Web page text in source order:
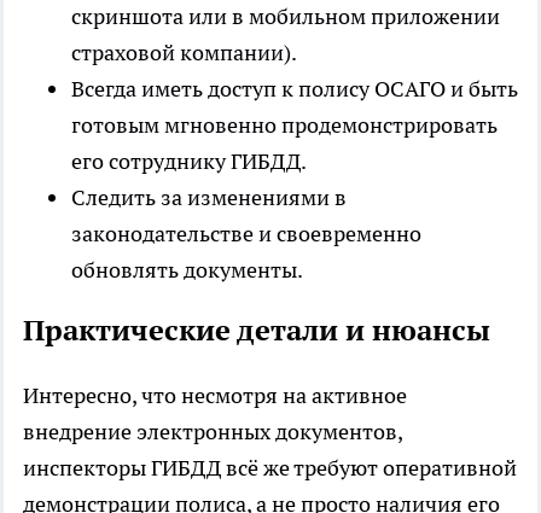
скриншота или в мобильном приложении
страховой компании).
Всегда иметь доступ к полису ОСАГО и быть
готовым мгновенно продемонстрировать
его сотруднику ГИБДД.
Следить за изменениями в
законодательстве и своевременно
обновлять документы.
Практические детали и нюансы
Интересно, что несмотря на активное
внедрение электронных документов,
инспекторы ГИБДД всё же требуют оперативной
демонстрации полиса, а не просто наличия его